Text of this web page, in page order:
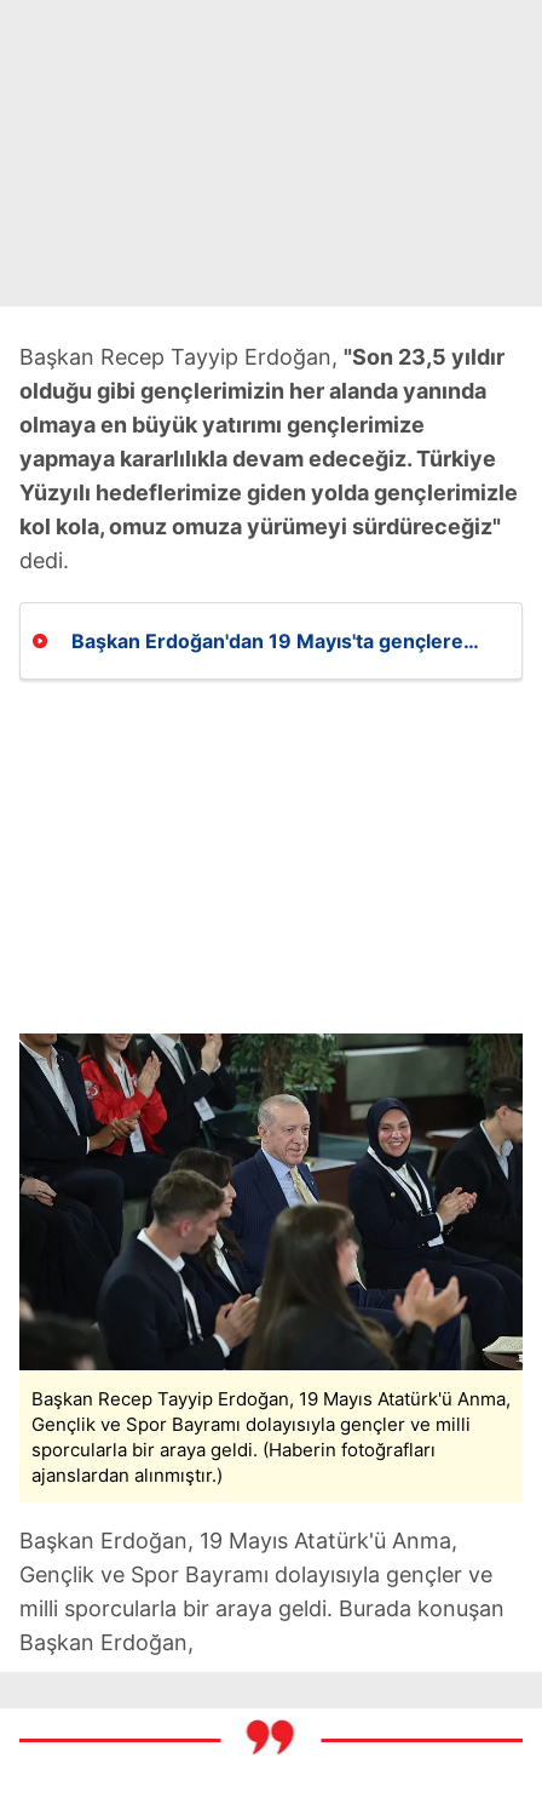
Başkan Recep Tayyip Erdoğan, "Son 23,5 yıldır
olduğu gibi gençlerimizin her alanda yanında
olmaya en büyük yatırımı gençlerimize
yapmaya kararlılıkla devam edeceğiz. Türkiye
Yüzyılı hedeflerimize giden yolda gençlerimizle
kol kola, omuz omuza yürümeyi sürdüreceğiz"
dedi.
Başkan Erdoğan'dan 19 Mayıs'ta gençlere
Başkan Recep Tayyip Erdoğan, 19 Mayıs Atatürk'ü Anma,
Gençlik ve Spor Bayramı dolayısıyla gençler ve milli
sporcularla bir araya geldi. (Haberin fotoğrafları
ajanslardan alınmıştır.)
Başkan Erdoğan, 19 Mayıs Atatürk'ü Anma,
Gençlik ve Spor Bayramı dolayısıyla gençler ve
milli sporcularla bir araya geldi. Burada konuşan
Başkan Erdoğan,